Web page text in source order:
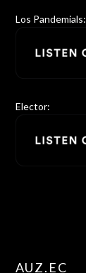
Los Pandemials:
Elector:
AUZ.EC